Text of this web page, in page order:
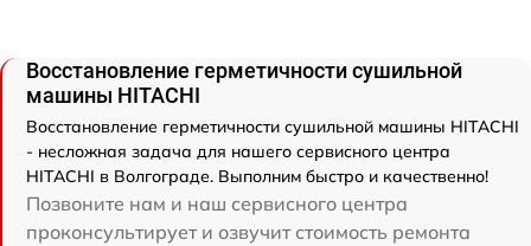
Восстановление герметичности сушильной
машины HITACHI
Восстановление герметичности сушильной машины HITACHI
- несложная задача для нашего сервисного центра
HITACHI в Волгограде. Выполним быстро и качественно!
Позвоните нам и наш сервисного центра
проконсультирует и озвучит стоимость ремонта